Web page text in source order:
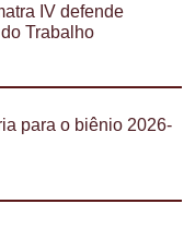
IV defende
Trabalho
para o biênio 2026-